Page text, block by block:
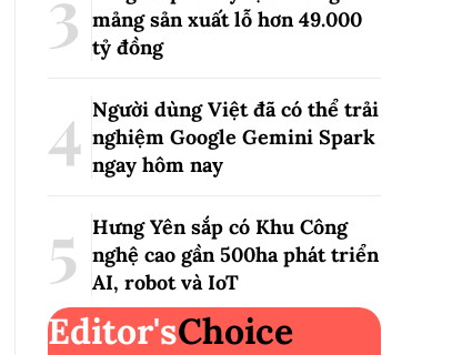
mảng sản xuất lỗ hơn 49.000
tỷ đồng
Người dùng Việt đã có thể trải
nghiệm Google Gemini Spark
ngay hôm nay
Hưng Yên sắp có Khu Công
nghệ cao gần 500ha phát triển
AI, robot và IoT
Editor'sChoice